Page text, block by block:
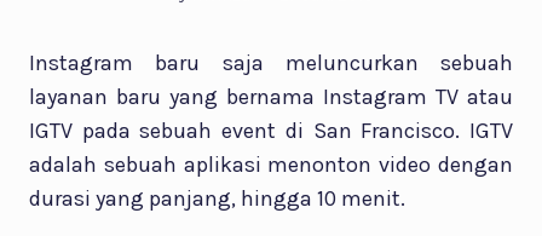
Instagram baru saja meluncurkan sebuah
layanan baru yang bernama Instagram TV atau
IGTV pada sebuah event di San Francisco. IGTV
adalah sebuah aplikasi menonton video dengan
durasi yang panjang, hingga 10 menit.